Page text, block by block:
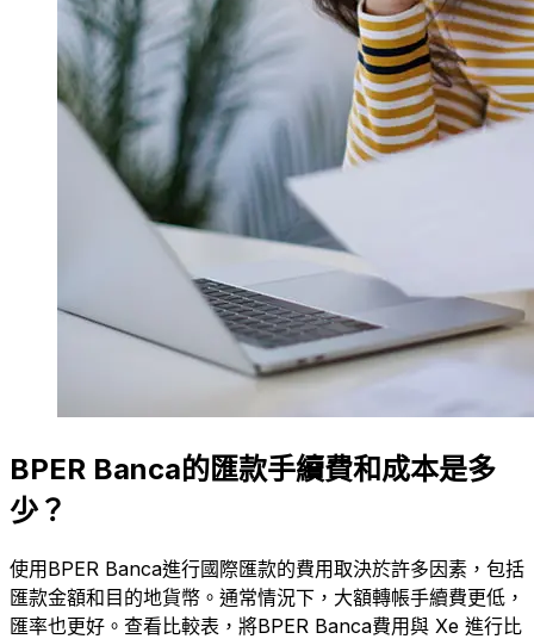
BPER Banca的匯款手續費和成本是多
少？
使用BPER Banca進行國際匯款的費用取決於許多因素，包括
匯款金額和目的地貨幣。通常情況下，大額轉帳手續費更低，
匯率也更好。查看比較表，將BPER Banca費用與 Xe 進行比